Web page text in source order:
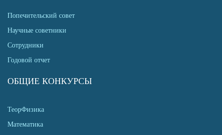
Попечительский совет
Научные советники
Сотрудники
Годовой отчет
ОБЩИЕ КОНКУРСЫ
ТеорФизика
Математика